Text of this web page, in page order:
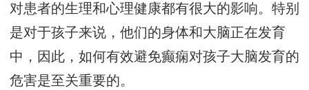
对患者的生理和心理健康都有很大的影响。特别
是对于孩子来说，他们的身体和大脑正在发育
中，因此，如何有效避免癫痫对孩子大脑发育的
危害是至关重要的。